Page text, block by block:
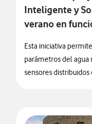
Inteligente y
verano en
Esta iniciativa
parámetros del agua
sensores distribuidos